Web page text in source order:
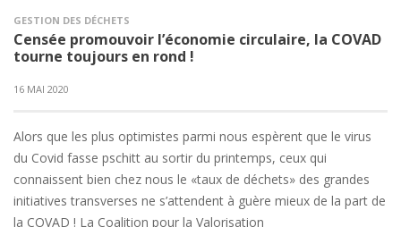
GESTION DES DÉCHETS
Censée promouvoir l’économie circulaire, la COVAD
tourne toujours en rond !
16 MAI 2020
Alors que les plus optimistes parmi nous espèrent que le virus
du Covid fasse pschitt au sortir du printemps, ceux qui
connaissent bien chez nous le «taux de déchets» des grandes
initiatives transverses ne s’attendent à guère mieux de la part de
la COVAD ! La Coalition pour la Valorisation